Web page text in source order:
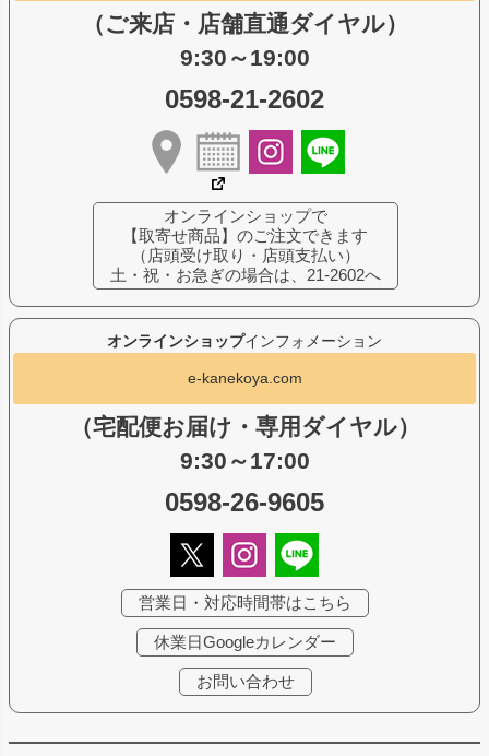
オンラインショップインフォメーション
e-kanekoya.com
（宅配便お届け・専用ダイヤル）
9:30～17:00
0598-26-9605
営業日・対応時間帯はこちら
休業日Googleカレンダー
お問い合わせ
（ご来店・店舗直通ダイヤル）
9:30～19:00
0598-21-2602
オンラインショップで
【取寄せ商品】のご注文できます
（店頭受け取り・店頭支払い）
土・祝・お急ぎの場合は、21-2602へ